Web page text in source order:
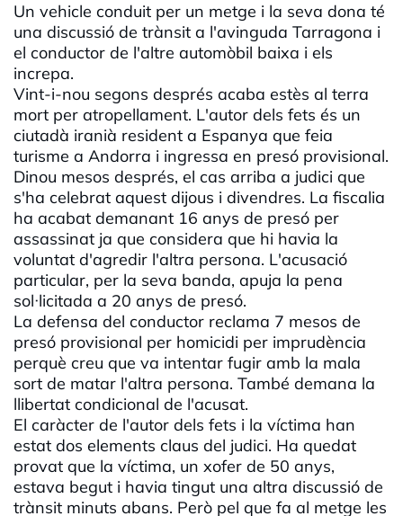
Un vehicle conduit per un metge i la seva dona té
una discussió de trànsit a l'avinguda Tarragona i
el conductor de l'altre automòbil baixa i els
increpa.
Vint-i-nou segons després acaba estès al terra
mort per atropellament. L'autor dels fets és un
ciutadà iranià resident a Espanya que feia
turisme a Andorra i ingressa en presó provisional.
Dinou mesos després, el cas arriba a judici que
s'ha celebrat aquest dijous i divendres. La fiscalia
ha acabat demanant 16 anys de presó per
assassinat ja que considera que hi havia la
voluntat d'agredir l'altra persona. L'acusació
particular, per la seva banda, apuja la pena
sol·licitada a 20 anys de presó.
La defensa del conductor reclama 7 mesos de
presó provisional per homicidi per imprudència
perquè creu que va intentar fugir amb la mala
sort de matar l'altra persona. També demana la
llibertat condicional de l'acusat.
El caràcter de l'autor dels fets i la víctima han
estat dos elements claus del judici. Ha quedat
provat que la víctima, un xofer de 50 anys,
estava begut i havia tingut una altra discussió de
trànsit minuts abans. Però pel que fa al metge les